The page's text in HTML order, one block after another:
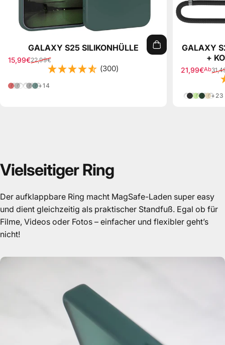
GALAXY S25 SILIKONHÜLLE
Verkaufspreis
15,99€
Normaler Preis
22,99€
(300)
Hell Rot
Hellgrau
Blaugrün
Dunkelgrau
Nachtgrün
+14
GALAXY
+
Ab
21,99€
Normaler
Einhorn
Schwarz
Grün
Grün
Gold
+23
VielseitigerRing
Der aufklappbare Ring macht MagSafe-Laden super easy
und dient gleichzeitig als praktischer Standfuß. Egal ob
für Filme, Videos oder Fotos – einfacher und flexibler
geht’s nicht!